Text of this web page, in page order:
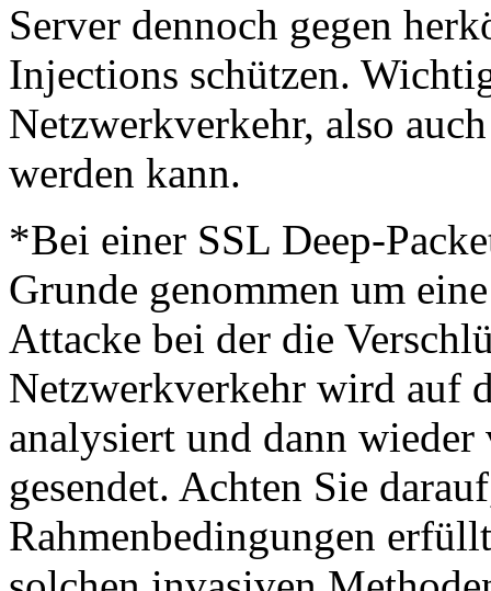
Server dennoch gegen
Injections schützen.
Netzwerkverkehr, also
werden kann.
*Bei einer SSL Deep-
Grunde genommen um
Attacke bei der die
Netzwerkverkehr wird auf
analysiert und dann
gesendet. Achten Sie
Rahmenbedingungen